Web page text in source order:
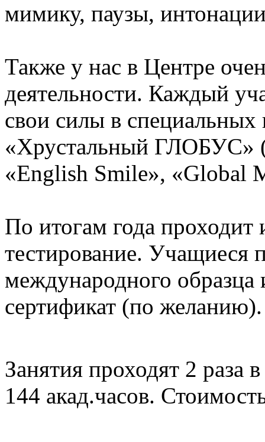
мимику, паузы,
Также у нас в Центре
деятельности. Каждый
свои силы в специальных
«Хрустальный ГЛОБУС»
«English Smile», «Global
По итогам года проходит
тестирование. Учащиеся
международного
сертификат (по желанию).
Занятия проходят 2 раза
144 акад.часов.